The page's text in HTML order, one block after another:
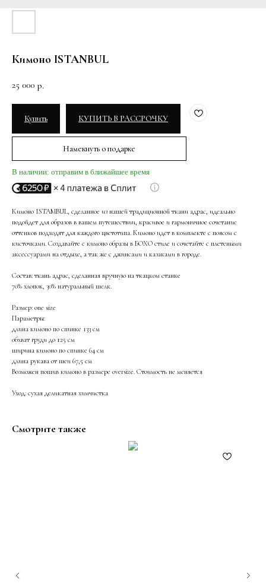
Кимоно ISTANBUL
25 000 р.
Купить КУПИТЬ В РАССРОЧКУ
Намекнуть о подарке
В наличии: отправим в ближайшее время
Кимоно ISTAMBUL, сделанное из нашей традиционной ткани адрас, идеально
подойдет для образов в вашем путешествии, красивое и гармоничное сочетание
оттенков подходят для каждого цветотипа. Кимоно идет в комплекте с поясом с
кисточками. Создавайте с кимоно образы в БОХО стиле и сочетайте с плетеными
аксессуарами на отдыхе, а так же с джинсами и казаками в городе.
Состав: ткань адрас, сделанная вручную на ткацком станке
70% хлопок, 30% натуральный шелк.
Размер: one size
Параметры:
длина кимоно по спинке 133 см
обхват груди до 125 см
ширина кимоно по спинке 64 см
длина рукава от шеи 67,5 см
Возможен пошив кимоно в размере oversize. Стоимость не меняется
Уход: сухая деликатная химчистка
Смотрите также